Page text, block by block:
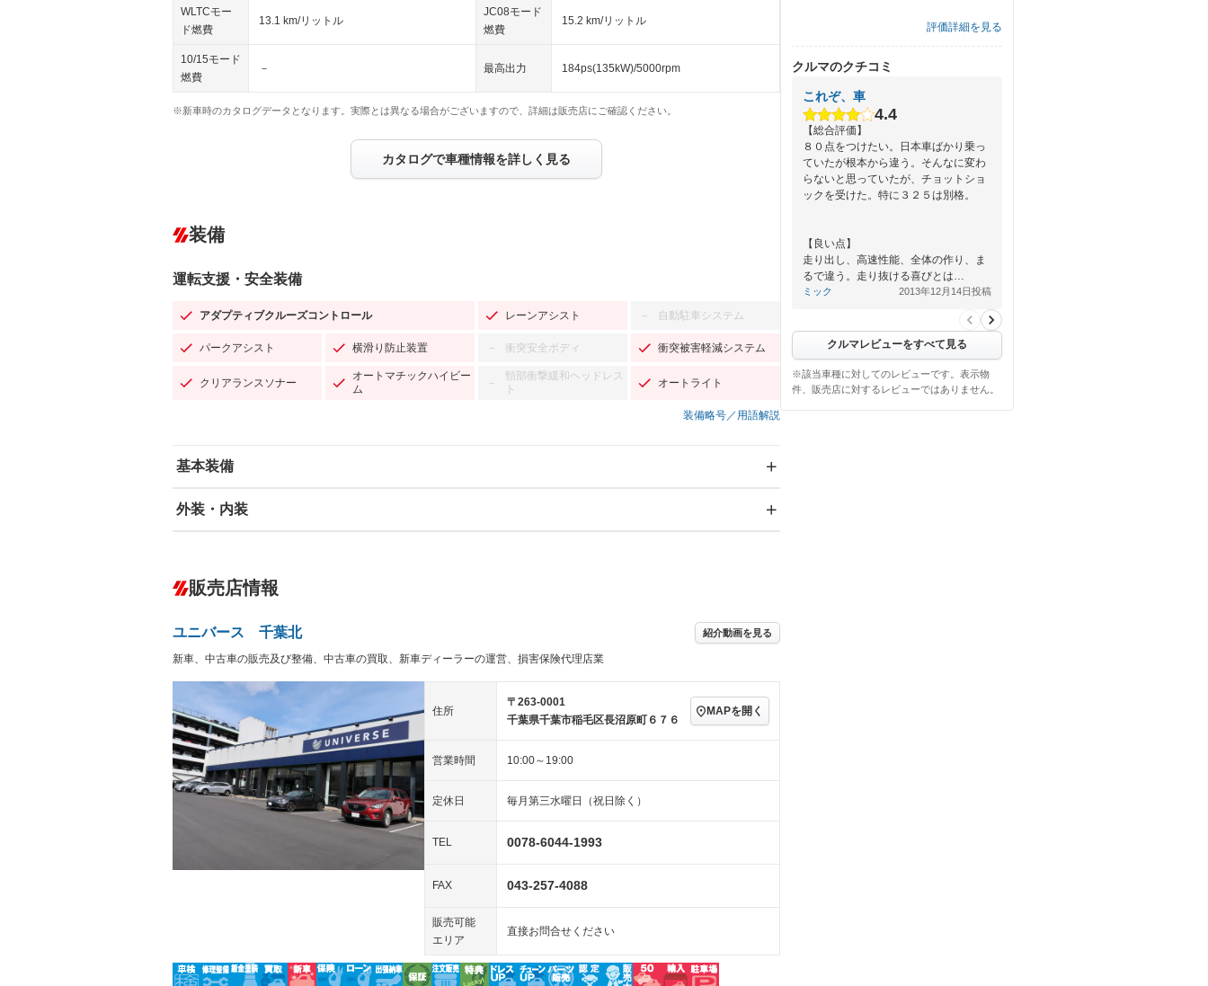
WLTCモー
ド燃費
13.1 km/リットル
JC08モード
燃費
15.2 km/リットル
10/15モード
燃費
－ 最高出力 184ps(135kW)/5000rpm
※新車時のカタログデータとなります。実際とは異なる場合がございますので、詳細は販売店にご確認ください。
カタログで車種情報を詳しく見る
装備
運転支援・安全装備
アダプティブクルーズコントロール レーンアシスト － 自動駐車システム
パークアシスト 横滑り防止装置 － 衝突安全ボディ 衝突被害軽減システム
クリアランスソナー
オートマチックハイビー
ム
－
頸部衝撃緩和ヘッドレス
ト
オートライト
装備略号／用語解説
基本装備
エアバッグ：運転席/助手席/サイド
－ ダウンヒルアシストコントロール
Bluetooth接続 センターデフロック
装備略号／用語解説
外装・内装
－ オーディオ
－
ヘッドライトウォッシャ
ー
キーレス
LEDヘッドランプ － HID(キセノンライト) － ポータブルナビ
スマートキー ローダウン
－ ランフラットタイヤ パワーシート 3列シート － ベンチシート
－ フルフラットシート － チップアップシート オットマン
シートヒーター － ウォークスルー 後席モニター
－ シートエアコン
販売店情報
ユニバース 千葉北 紹介動画を見る
新車、中古車の販売及び整備、中古車の買取、新車ディーラーの運営、損害保険代理店業
住所
〒263-0001
千葉県千葉市稲毛区長沼原町６７６
MAPを開く
営業時間 10:00～19:00
定休日 毎月第三水曜日（祝日除く）
TEL 0078-6044-1993
FAX 043-257-4088
販売可能
エリア
直接お問合せください
評価詳細を見る
クルマのクチコミ
これぞ、車
4.4
【総合評価】
８０点をつけたい。日本車ばかり乗っ
ていたが根本から違う。そんなに変わ
らないと思っていたが、チョットショ
ックを受けた。特に３２５は別格。
【良い点】
走り出し、高速性能、全体の作り、ま
るで違う。走り抜ける喜びとは…
ミック 2013年12月14日投稿
クルマレビューをすべて見る
※該当車種に対してのレビューです。表示物
件、販売店に対するレビューではありません。